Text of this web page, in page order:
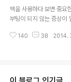
있다 – 나 같은 경우는
다.이런 불편 속에 맥에서
액티브엑스를 비롯한 각
고, 신용카드 결제를 할 수
차이야'
맥을 사용하다 보면 중요
부팅이 되지 않는 증상이
운영체제의 복구와 재설
는가? 하는 차이만 있을
140 38 2014.